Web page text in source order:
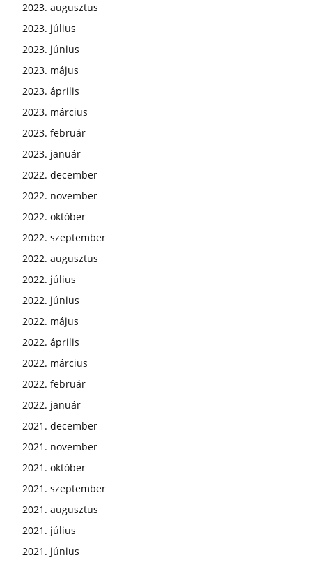
2023. augusztus
2023. július
2023. június
2023. május
2023. április
2023. március
2023. február
2023. január
2022. december
2022. november
2022. október
2022. szeptember
2022. augusztus
2022. július
2022. június
2022. május
2022. április
2022. március
2022. február
2022. január
2021. december
2021. november
2021. október
2021. szeptember
2021. augusztus
2021. július
2021. június